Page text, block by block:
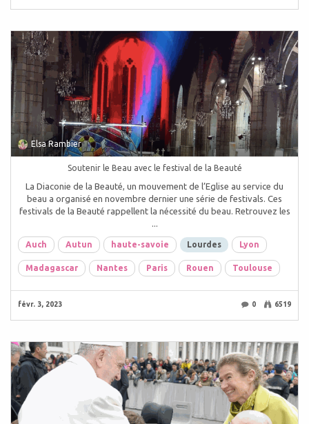
Elsa Rambier
Soutenir le Beau avec le festival de la Beauté
La Diaconie de la Beauté, un mouvement de l’Eglise au service du
beau a organisé en novembre dernier une série de festivals. Ces
festivals de la Beauté rappellent la nécessité du beau. Retrouvez les
Auch Autun haute-savoie Lourdes Lyon
Madagascar Nantes Paris Rouen Toulouse
févr. 3, 2023 0 6519